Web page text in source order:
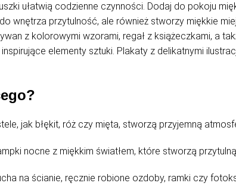
ułatwią codzienne czynności. Dodaj do pokoju
wnętrza przytulność, ale również stworzy miękkie
z kolorowymi wzorami, regał z książeczkami, a
elementy sztuki. Plakaty z delikatnymi
jak błękit, róż czy mięta, stworzą przyjemną
nocne z miękkim światłem, które stworzą
na ścianie, ręcznie robione ozdoby, ramki czy